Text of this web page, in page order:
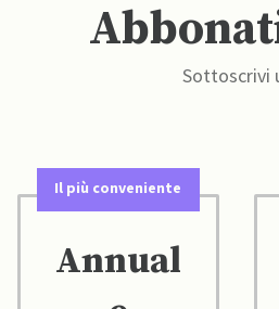
Sottoscrivi
Il più conveniente
Annual